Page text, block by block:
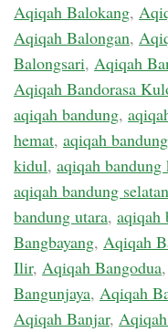
Aqiqah Balokang,
Aqiqah Balongan,
Balongsari, Aqiqah
Aqiqah Bandorasa
aqiqah bandung,
hemat, aqiqah
kidul, aqiqah
aqiqah bandung selatan
bandung utara, aqiqah
Bangbayang, Aqiqah
Ilir, Aqiqah Bangodua,
Bangunjaya, Aqiqah
Aqiqah Banjar,